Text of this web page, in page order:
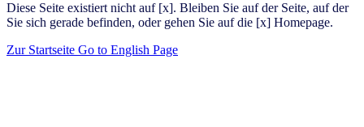
Diese Seite existiert nicht auf [x]. Bleiben Sie auf der Seite, auf der
Sie sich gerade befinden, oder gehen Sie auf die [x] Homepage.
Zur Startseite Go to English Page